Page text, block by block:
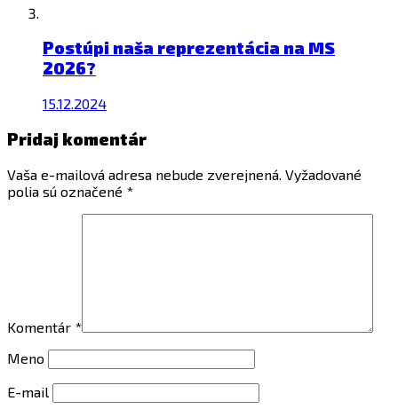
Postúpi naša reprezentácia na MS
2026?
15.12.2024
Pridaj komentár
Vaša e-mailová adresa nebude zverejnená. Vyžadované
polia sú označené *
Komentár *
Meno
E-mail